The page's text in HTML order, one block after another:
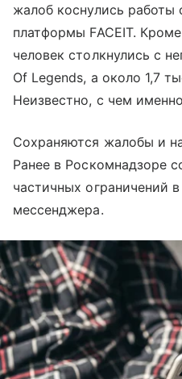
жалоб коснулись работы
платформы FACEIT.
человек столкнулись с
Of Legends, а около 1,7
Неизвестно, с чем
Сохраняются жалобы и
Ранее в Роскомнадзоре
частичных ограничений
мессенджера.